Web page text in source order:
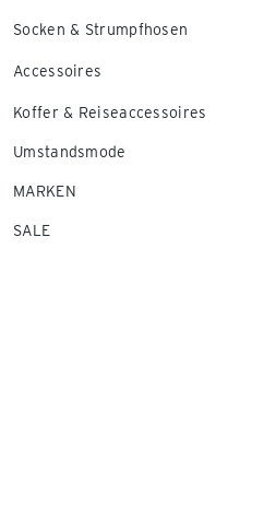
Socken & Strumpfhosen
Accessoires
Koffer & Reiseaccessoires
Umstandsmode
MARKEN
SALE